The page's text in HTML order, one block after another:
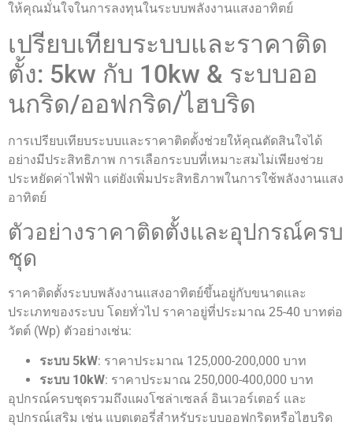
ให้คุณมั่นใจในการลงทุนในระบบพลังงานแสงอาทิตย์
เปรียบเทียบระบบและราคาติด
ตั้ง: 5kw กับ 10kw & ระบบออ
นกริด/ออฟกริด/ไฮบริด
การเปรียบเทียบระบบและราคาติดตั้งช่วยให้คุณตัดสินใจได้
อย่างมีประสิทธิภาพ การเลือกระบบที่เหมาะสมไม่เพียงช่วย
ประหยัดค่าไฟฟ้า แต่ยังเพิ่มประสิทธิภาพในการใช้พลังงานแสง
อาทิตย์
ตัวอย่างราคาติดตั้งและอุปกรณ์ครบ
ชุด
ราคาติดตั้งระบบพลังงานแสงอาทิตย์ขึ้นอยู่กับขนาดและ
ประเภทของระบบ โดยทั่วไป ราคาอยู่ที่ประมาณ 25-40 บาทต่อ
วัตต์ (Wp) ตัวอย่างเช่น:
ระบบ 5kW: ราคาประมาณ 125,000-200,000 บาท
ระบบ 10kW: ราคาประมาณ 250,000-400,000 บาท
อุปกรณ์ครบชุดรวมถึงแผงโซล่าเซลล์ อินเวอร์เตอร์ และ
อุปกรณ์เสริม เช่น แบตเตอรี่สำหรับระบบออฟกริดหรือไฮบริด